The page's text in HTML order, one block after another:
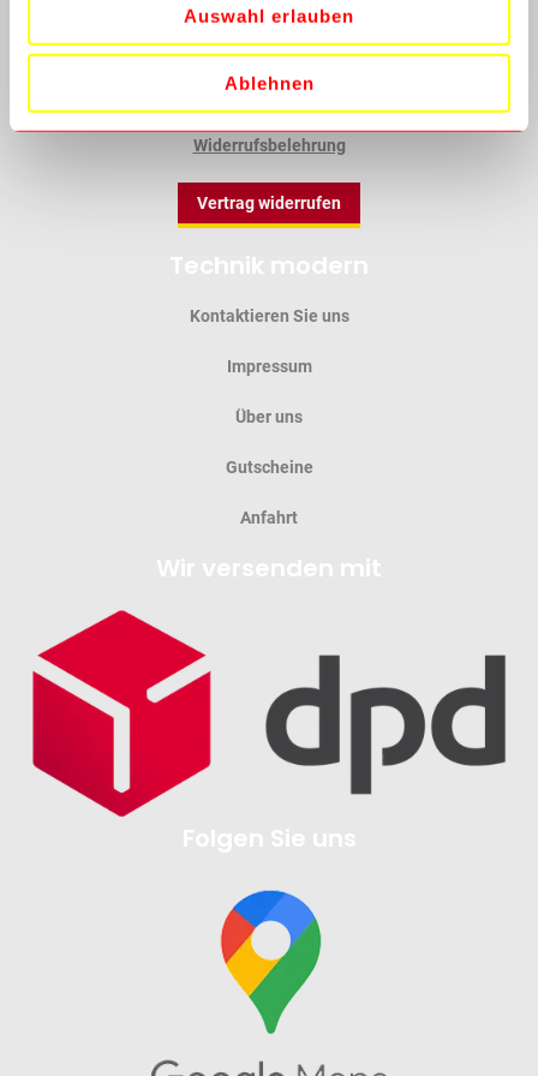
Auswahl erlauben
Ablehnen
Datenschutz
Batterieverordnung
Widerrufsbelehrung
Vertrag widerrufen
Technik modern
Kontaktieren Sie uns
Impressum
Über uns
Gutscheine
Anfahrt